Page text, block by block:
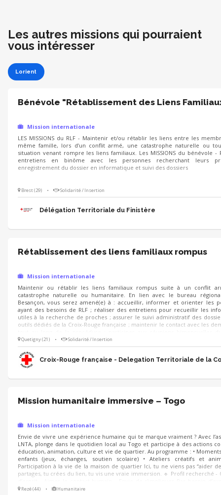
Les autres missions qui pourraient
vous intéresser
Lorient
Bénévole "Rétablissement des Liens
Mission internationale
LES MISSIONS du RLF - Maintenir et/ou rétablir les liens entre les
même famille, lors d’un conflit armé, une catastrophe naturelle ou
situation venant rompre les liens familiaux. Les MISSIONS du bénévole -
entretiens en binôme avec les personnes recherchant leurs
enregistrement du dossier en informatique et suivi des dossiers
Brest (29) • Solidarité / Insertion
Délégation Territoriale du Finistère
Rétablissement des liens familiaux rompus
Mission internationale
Maintenir ou rétablir les liens familiaux rompus suite à un conflit
catastrophe naturelle ou humanitaire. En lien avec le bureau
Besançon, vous serez amené(e) à : accueillir, informer et orienter les
ayant des besoins de RLF ; réaliser des entretiens pour recueillir les
utiles à la recherche de proches ; assurer le suivi administratif des
outils dédiés de la Croix-Rouge française ; maintenir le contact avec les
régional à Besançon ; contribuer à des actions de sensibilisation auprès
sociaux de la région.
Quetigny (21) • Solidarité / Insertion
Croix-Rouge française - Delegation Territoriale de la
Mission humanitaire immersive – Togo
Mission internationale
Envie de vivre une expérience humaine qui te marque vraiment ? Avec
LNTA, plonge dans le quotidien local au Togo et participe à des actions
éducation, animation, culture et vie de quartier. Au programme : •
enfants (jeux, échanges, soutien scolaire) • Ateliers créatifs et
Participation à la vie de la maison de quartier Ici, tu ne viens pas “aider
partages, tu crées du lien, tu vis une vraie immersion. 🔹 Profil recherché -
juste de la motivation
Rezé (44) • Humanitaire